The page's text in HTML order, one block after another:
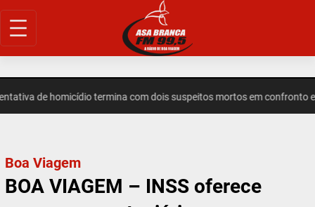
Pular
para
de homicídio termina com dois suspeitos mortos em confronto em
Boa Viagem
BOA VIAGEM – INSS oferece